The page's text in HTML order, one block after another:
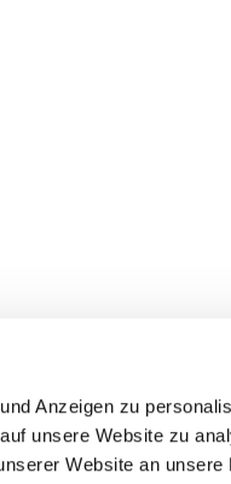
Anzeigen zu
unsere Website zu
Website an